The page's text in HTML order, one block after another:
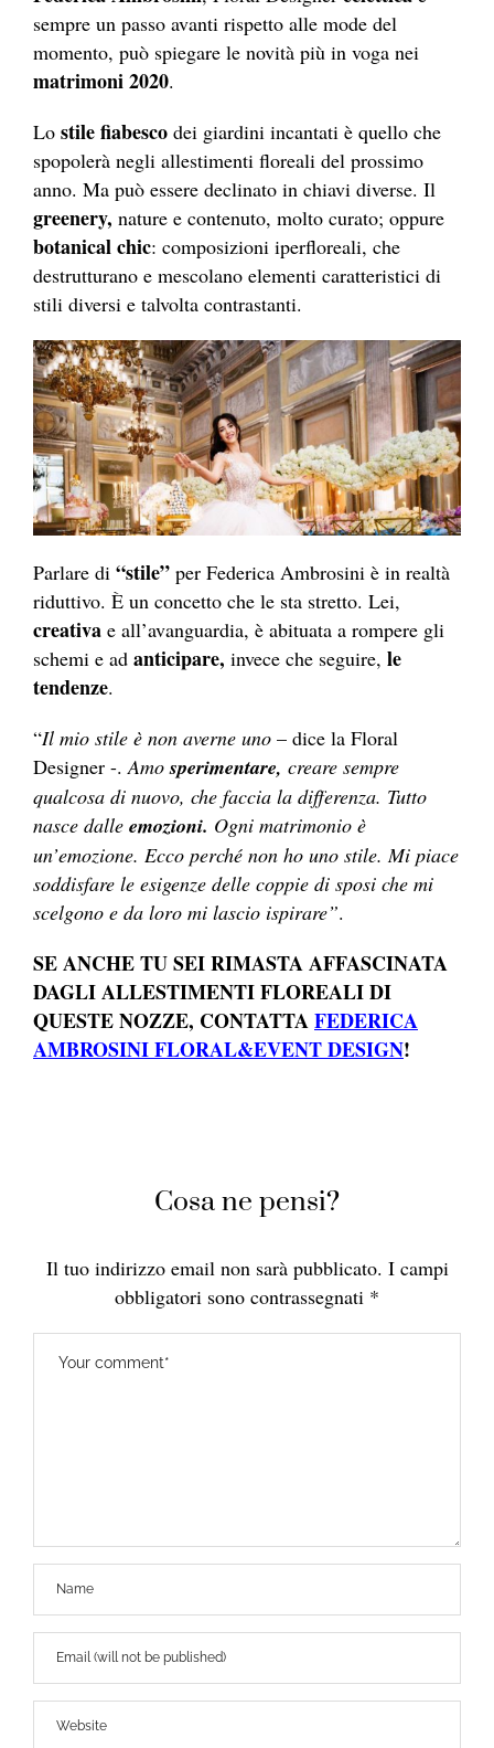
sempre un passo avanti rispetto alle mode del
momento, può spiegare le novità più in voga nei
matrimoni 2020.
Lo stile fiabesco dei giardini incantati è quello che
spopolerà negli allestimenti floreali del prossimo
anno. Ma può essere declinato in chiavi diverse. Il
greenery, nature e contenuto, molto curato; oppure
botanical chic: composizioni iperfloreali, che
destrutturano e mescolano elementi caratteristici di
stili diversi e talvolta contrastanti.
Parlare di “stile” per Federica Ambrosini è in realtà
riduttivo. È un concetto che le sta stretto. Lei,
creativa e all’avanguardia, è abituata a rompere gli
schemi e ad anticipare, invece che seguire, le
tendenze.
“Il mio stile è non averne uno – dice la Floral
Designer -.Amosperimentare, creare sempre
qualcosa di nuovo, che faccia la differenza. Tutto
nasce dalle emozioni. Ogni matrimonio è
un’emozione. Ecco perché non ho uno stile. Mi piace
soddisfare le esigenze delle coppie di sposi che mi
scelgono e da loro mi lascio ispirare”.
SE ANCHE TU SEI RIMASTA AFFASCINATA
DAGLI ALLESTIMENTI FLOREALI DI
QUESTE NOZZE, CONTATTAFEDERICA
AMBROSINI FLORAL&EVENT DESIGN!
Cosa ne pensi?
Il tuo indirizzo email non sarà pubblicato. I campi
obbligatori sono contrassegnati *